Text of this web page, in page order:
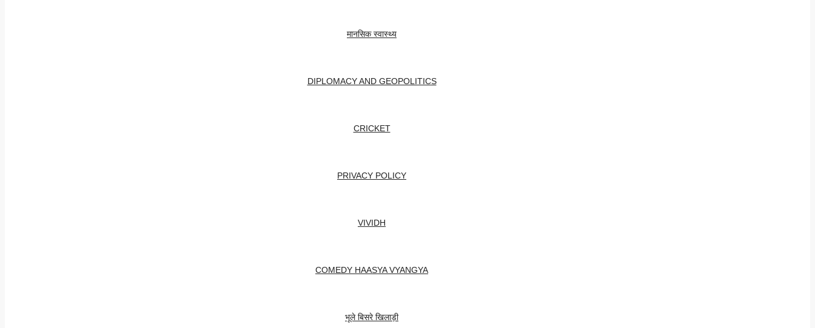
मानसिक स्वास्थ्य
DIPLOMACY AND GEOPOLITICS
CRICKET
PRIVACY POLICY
VIVIDH
COMEDY HAASYA VYANGYA
भूले बिसरे खिलाड़ी